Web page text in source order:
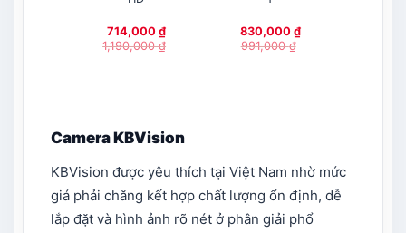
714,000 ₫
1,190,000₫
830,000 ₫
991,000₫
Camera KBVision
KBVision được yêu thích tại Việt Nam nhờ mức
giá phải chăng kết hợp chất lượng ổn định, dễ
lắp đặt và hình ảnh rõ nét ở phân giải phổ